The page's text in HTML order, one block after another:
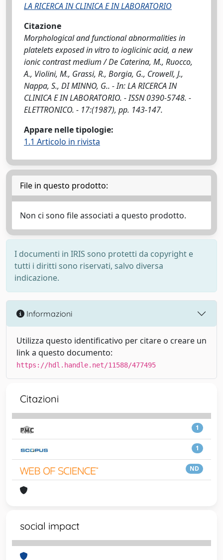
LA RICERCA IN CLINICA E IN LABORATORIO
Citazione
Morphological and functional abnormalities in
platelets exposed in vitro to ioglicinic acid, a new
ionic contrast medium / De Caterina, M., Ruocco,
A., Violini, M., Grassi, R., Borgia, G., Crowell, J.,
Nappa, S., DI MINNO, G.. - In: LA RICERCA IN
CLINICA E IN LABORATORIO. - ISSN 0390-5748. -
ELETTRONICO. - 17:(1987), pp. 143-147.
Appare nelle tipologie:
1.1 Articolo in rivista
File in questo prodotto:
Non ci sono file associati a questo prodotto.
I documenti in IRIS sono protetti da copyright e
tutti i diritti sono riservati, salvo diversa
indicazione.
Informazioni
Utilizza questo identificativo per citare o creare un
link a questo documento:
https://hdl.handle.net/11588/477495
Citazioni
1
1
ND
social impact